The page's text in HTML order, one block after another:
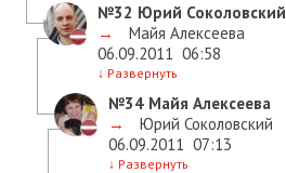
№32 Юрий Соколовский
→
Майя Алексеева
06.09.2011 06:58
↓ Развернуть
№34 Майя Алексеева
→
Юрий Соколовский
06.09.2011 07:13
↓ Развернуть